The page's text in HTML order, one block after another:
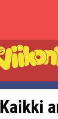
Kaikki